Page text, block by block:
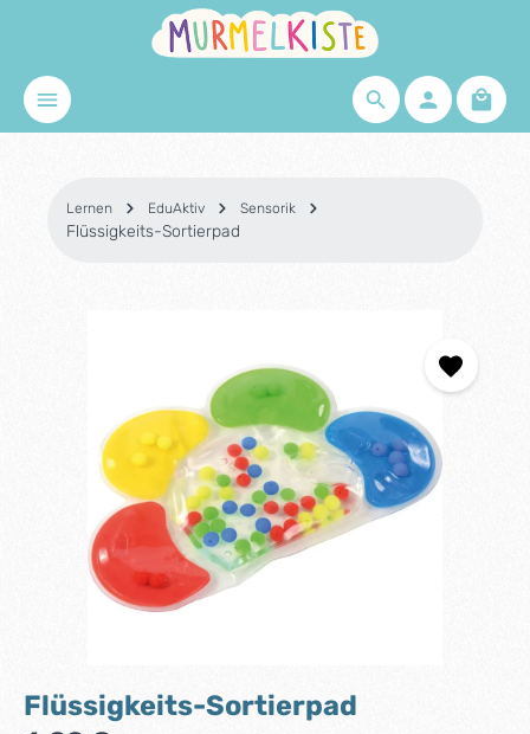
Zum Hauptinhalt springen
Lernen EduAktiv Sensorik
Flüssigkeits-Sortierpad
Flüssigkeits-Sortierpad